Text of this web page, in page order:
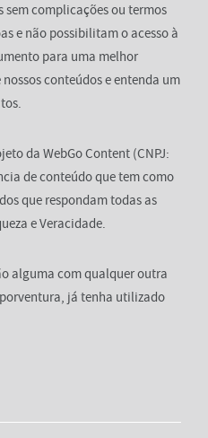
complicações ou termos
e não possibilitam o acesso à
para uma melhor
conteúdos e entenda um
da WebGo Content (CNPJ:
de conteúdo que tem como
que respondam todas as
e Veracidade.
alguma com qualquer outra
já tenha utilizado